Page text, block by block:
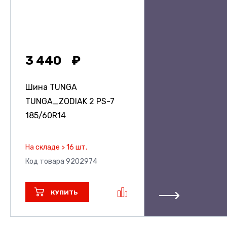
3 440
Шина TUNGA
TUNGA_ZODIAK 2 PS-7
185/60R14
На складе > 16 шт.
Код товара 9202974
КУПИТЬ